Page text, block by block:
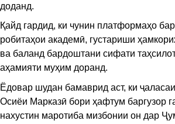
доданд.
Қайд гардид, ки чунин платформаҳо
робитаҳои академӣ, густариши
ва баланд бардоштани сифати
аҳамияти муҳим доранд.
Ёдовар шудан бамаврид аст, ки
Осиёи Марказӣ бори ҳафтум баргузор
нахустин маротиба мизбонии он дар